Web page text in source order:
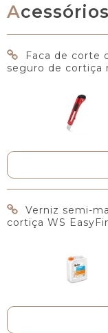
Acessórios
Faca de corte
seguro de cortiça
Verniz semi-
cortiça WS